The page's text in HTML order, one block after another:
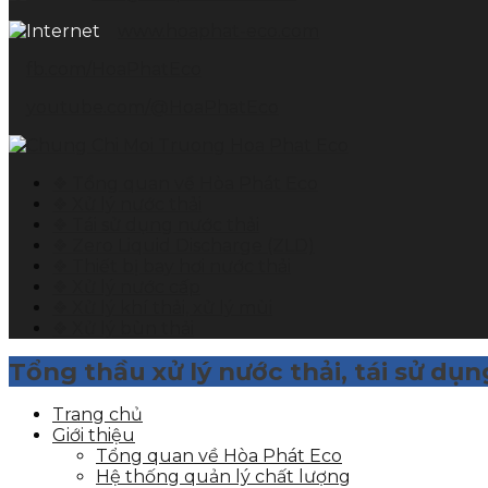
Tổng thầu xử lý nước thải, tái sử
Trang chủ
Giới thiệu
Tổng quan về Hòa Phát Eco
Hệ thống quản lý chất lượng